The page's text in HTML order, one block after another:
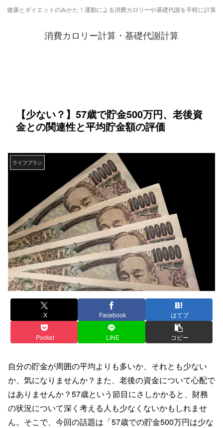
健康とダイエットのみかた！運動による消費カロリーや基礎代謝を手軽に計算
消費カロリー計算・基礎代謝計算
【少ない？】57歳で貯金500万円、老後資
金との関連性と平均貯金額の評価
ライフプラン
X Facebook はてブ
Pocket LINE コピー
自分の貯金が周囲の平均よりも多いか、それとも少ない
か、気になりませんか？また、老後の資金について心配で
はありませんか？57歳という節目にさしかかると、財務
の状況について深く考える人も少なくないかもしれませ
ん。そこで、今回の話題は「57歳での貯金500万円は少な